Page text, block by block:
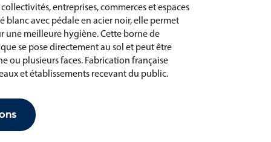
entreprises, commerces et espaces
blanc avec pédale en acier noir, elle permet
une meilleure hygiène. Cette borne de
se pose directement au sol et peut être
ou plusieurs faces. Fabrication française
et établissements recevant du public.